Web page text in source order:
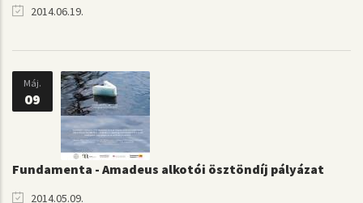
2014.06.19.
Máj.
09
Fundamenta - Amadeus alkotói ösztöndíj pályázat
2014.05.09.